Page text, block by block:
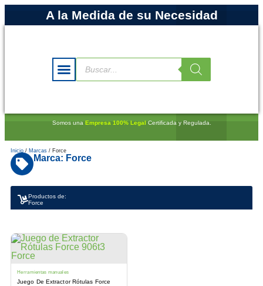
A la Medida de su Necesidad
Somos una Empresa 100% Legal Certificada y Regulada.
Inicio / Marcas / Force
Marca: Force
Productos de:
Force
Herramientas manuales
Juego De Extractor Rótulas Force